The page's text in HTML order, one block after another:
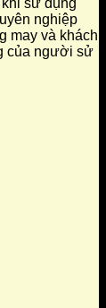
sử dụng
nghiệp
may và khách
của người sử